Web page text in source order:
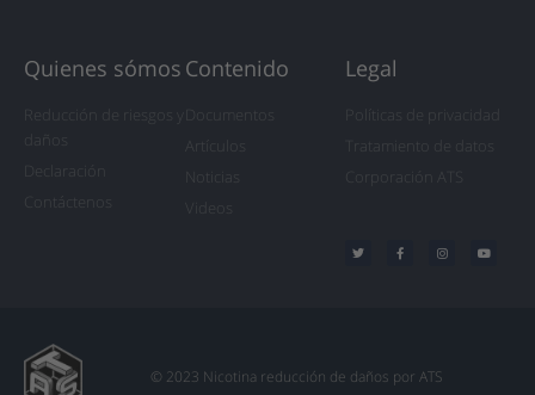
Quienes sómos
Reducción de riesgos y
daños
Declaración
Contáctenos
Contenido
Documentos
Artículos
Noticias
Legal
Políticas de privacidad
Tratamiento de datos
Corporación ATS
t e
b
t t
© 2023 Nicotina reducción de daños por ATS